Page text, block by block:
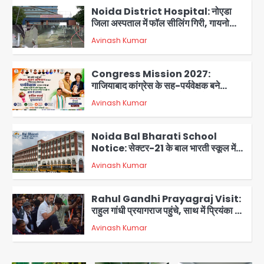
2
Noida District Hospital: नोएडा
जिला अस्पताल में फॉल सीलिंग गिरी, गायनो
OT गैलरी में बड़ा हादसा टला; मरीजों की सुरक्षा
पर उठे सवाल
Avinash Kumar
3
Congress Mission 2027:
गाजियाबाद कांग्रेस के सह-पर्यवेक्षक बने
सतेन्द्र शर्मा, गौतमबुद्धनगर नेताओं ने जताया
आभार
Avinash Kumar
4
Noida Bal Bharati School
Notice: सेक्टर-21 के बाल भारती स्कूल में
बिना खिड़की-वेंटिलेशन बेसमेंट में चल रही थी
8वीं की क्लास, NCPCR की शिकायत पर
भेजा नोटिस
Avinash Kumar
5
Rahul Gandhi Prayagraj Visit:
राहुल गांधी प्रयागराज पहुंचे, साथ में प्रियंका की
बेटी मिराया; केपी ग्राउंड में छात्रों से संवाद,
सिर्फ 5 हजार मौजूद
Avinash Kumar